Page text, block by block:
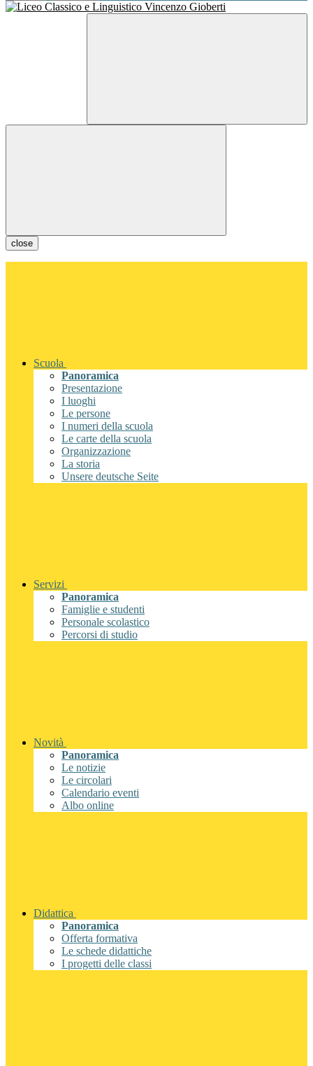
close
Scuola
Panoramica
Presentazione
I luoghi
Le persone
I numeri della scuola
Le carte della scuola
Organizzazione
La storia
Unsere deutsche Seite
Servizi
Panoramica
Famiglie e studenti
Personale scolastico
Percorsi di studio
Novità
Panoramica
Le notizie
Le circolari
Calendario eventi
Albo online
Didattica
Panoramica
Offerta formativa
Le schede didattiche
I progetti delle classi